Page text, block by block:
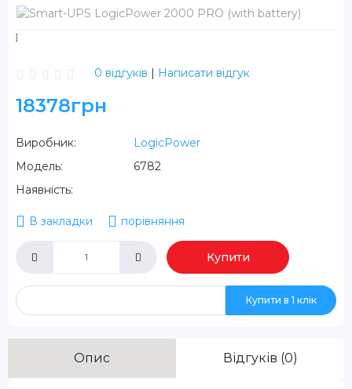
0 відгуків | Написати відгук
18378грн
Виробник:
LogicPower
Модель:
6782
Наявність:
В закладки порівняння
Купити
Купити в 1 клік
Опис Відгуків (0)